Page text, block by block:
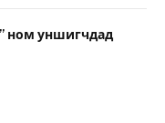
ном уншигчдад